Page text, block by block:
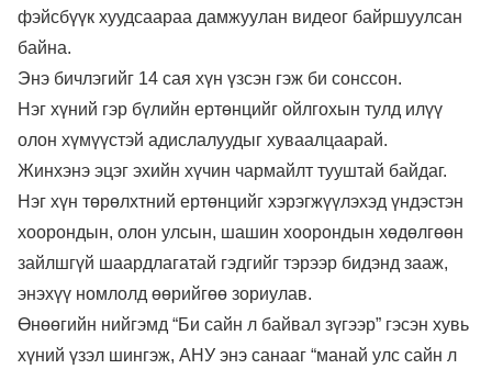
фэйсбүүк хуудсаараа дамжуулан видеог байршуулсан
байна.
Энэ бичлэгийг 14 сая хүн үзсэн гэж би сонссон.
Нэг хүний гэр бүлийн ертөнцийг ойлгохын тулд илүү
олон хүмүүстэй адислалуудыг хуваалцаарай.
Жинхэнэ эцэг эхийн хүчин чармайлт тууштай байдаг.
Нэг хүн төрөлхтний ертөнцийг хэрэгжүүлэхэд үндэстэн
хоорондын, олон улсын, шашин хоорондын хөдөлгөөн
зайлшгүй шаардлагатай гэдгийг тэрээр бидэнд зааж,
энэхүү номлолд өөрийгөө зориулав.
Өнөөгийн нийгэмд “Би сайн л байвал зүгээр” гэсэн хувь
хүний үзэл шингэж, АНУ энэ санааг “манай улс сайн л